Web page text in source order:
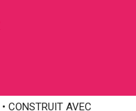
• CONSTRUIT AVEC